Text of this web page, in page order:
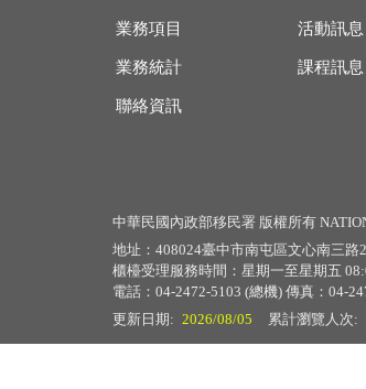
業務項目
業務統計
聯絡資訊
活動訊息
課程訊息
中華民國內政部移民署 版權所有
地址：408024臺中市南屯區文心南三路
櫃檯受理服務時間：星期一至星期五
電話：04-2472-5103 (總機) 傳真：04-
更新日期: 2026/08/05 累計瀏覽人次: